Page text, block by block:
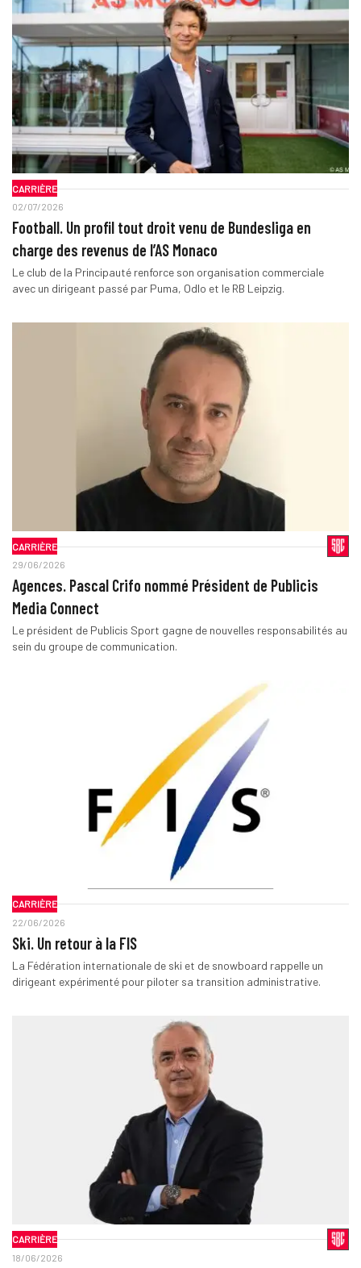
CARRIÈRE
02/07/2026
Football. Un profil tout droit venu de Bundesliga en
charge des revenus de l’AS Monaco
Le club de la Principauté renforce son organisation commerciale
avec un dirigeant passé par Puma, Odlo et le RB Leipzig.
CARRIÈRE
29/06/2026
Agences. Pascal Crifo nommé Président de Publicis
Media Connect
Le président de Publicis Sport gagne de nouvelles responsabilités au
sein du groupe de communication.
CARRIÈRE
22/06/2026
Ski. Un retour à la FIS
La Fédération internationale de ski et de snowboard rappelle un
dirigeant expérimenté pour piloter sa transition administrative.
CARRIÈRE
18/06/2026